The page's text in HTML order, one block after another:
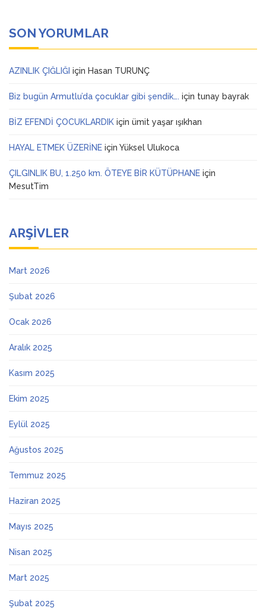
SON YORUMLAR
AZINLIK ÇIĞLIĞI için Hasan TURUNÇ
Biz bugün Armutlu’da çocuklar gibi şendik…. için tunay bayrak
BİZ EFENDİ ÇOCUKLARDIK için ümit yaşar ışıkhan
HAYAL ETMEK ÜZERİNE için Yüksel Ulukoca
ÇILGINLIK BU, 1.250 km. ÖTEYE BİR KÜTÜPHANE için
MesutTim
ARŞIVLER
Mart 2026
Şubat 2026
Ocak 2026
Aralık 2025
Kasım 2025
Ekim 2025
Eylül 2025
Ağustos 2025
Temmuz 2025
Haziran 2025
Mayıs 2025
Nisan 2025
Mart 2025
Şubat 2025